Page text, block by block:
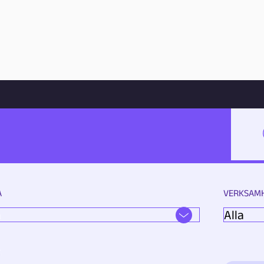
Hoppa till innehåll